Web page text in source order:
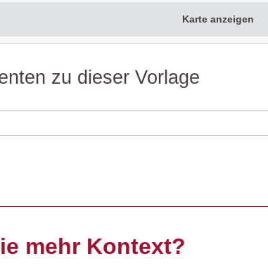
Karte anzeigen
zu dieser Vorlage
mehr Kontext?